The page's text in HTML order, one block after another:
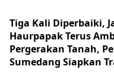
Tiga Kali Diperbaiki,
Haurpapak Terus
Pergerakan Tanah,
Sumedang Siapkan